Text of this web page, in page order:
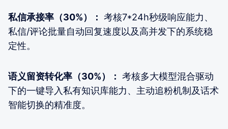
私信承接率（30%）： 考核7*24h秒级响应能力、
私信/评论批量自动回复速度以及高并发下的系统稳
定性。
语义留资转化率（30%）： 考核多大模型混合驱动
下的一键导入私有知识库能力、主动追粉机制及话术
智能切换的精准度。